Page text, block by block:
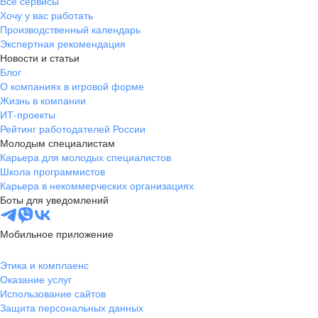
Если документы полностью или частично составлены
на иностранном языке, предоставьте, пожалуйста, заверенный
перевод на русский язык. Также для всех иностранных
поставщиков и подрядчиков нужна справка о резидентстве
с апостилем и перевод — чтобы избежать двойного
налогообложения.
Хочу у вас работать
Производственный календарь
Экспертная рекомендация
Новости и статьи
Блог
О компаниях в игровой форме
Жизнь в компании
ИТ-проекты
Рейтинг работодателей России
Молодым специалистам
Карьера для молодых специалистов
Школа программистов
Карьера в некоммерческих организациях
Боты для уведомлений
Мобильное приложение
Этика и комплаенс
Оказание услуг
Использование сайтов
Защита персональных данных